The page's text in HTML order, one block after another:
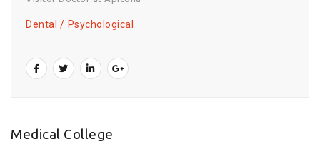
Dental Psychological
Medical College